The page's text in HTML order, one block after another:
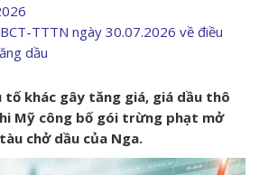
TTTN ngày 30.07.2026 về điều
dầu
tố khác gây tăng giá, giá dầu thô
Mỹ công bố gói trừng phạt mở
chở dầu của Nga.